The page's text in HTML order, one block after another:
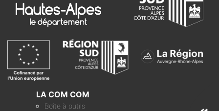
LA COM COM
Boîte à outils